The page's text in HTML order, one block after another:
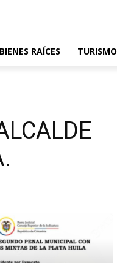
BIENES RAÍCES TURISMO